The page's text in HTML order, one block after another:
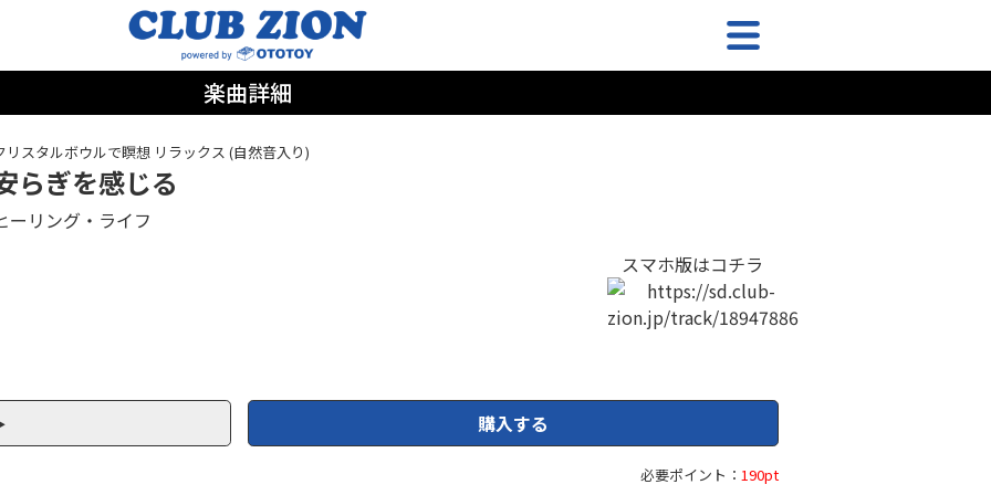
楽曲詳細
リスタルボウルで瞑想 リラックス (自然音入り)
らぎを感じる
ーリング・ライフ
スマホ版はコチラ
購入する
必要ポイント： 190pt